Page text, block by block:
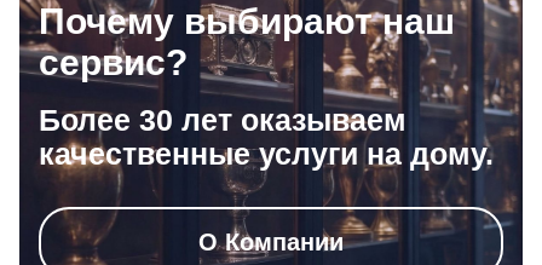
Почему выбирают наш
сервис?
Более 30 лет оказываем
качественные услуги на дому.
О Компании